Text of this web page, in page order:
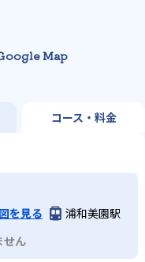
Map
コース・料金
を見る
浦和美園駅
せん